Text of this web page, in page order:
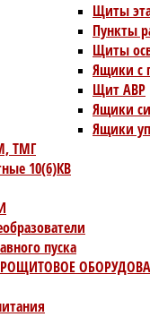
Щиты
Пункты
Щиты
Ящики с
Щит АВР
Ящики
Ящики
ТМГ
10(6)КВ
пуска